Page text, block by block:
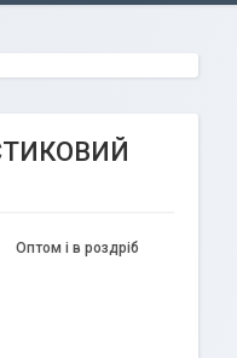
Оптом і в роздріб